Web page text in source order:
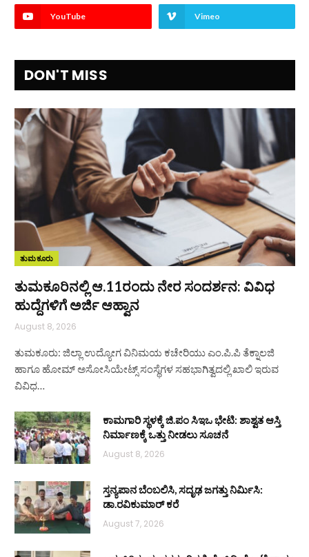
YouTube Vimeo
DON'T MISS
ತುಮಕೂರು
ತುಮಕೂರಿನಲ್ಲಿ ಆ.11ರಂದು ನೇರ ಸಂದರ್ಶನ: ವಿವಿಧ
ಹುದ್ದೆಗಳಿಗೆ ಅರ್ಜಿ ಆಹ್ವಾನ
August 8, 2026
ತುಮಕೂರು: ಜಿಲ್ಲಾ ಉದ್ಯೋಗ ವಿನಿಮಯ ಕಚೇರಿಯು ಎಂ.ಪಿ.ಪಿ ತೆಕ್ನಾಲಜಿ
ಹಾಗೂ ಹೋಮ್ ಅಸೋಸಿಯೇಟ್ಸ್ ಸಂಸ್ಥೆಗಳ ಸಹಭಾಗಿತ್ವದಲ್ಲಿ ಖಾಲಿ ಇರುವ
ವಿವಿಧ…
ಕಾಮಗಾರಿ ಸ್ಥಳಕ್ಕೆ ಜಿ.ಪಂ ಸಿಇಒ ಭೇಟಿ: ಶಾಶ್ವತ ಆಸ್ತಿ
ನಿರ್ಮಾಣಕ್ಕೆ ಒತ್ತು ನೀಡಲು ಸೂಚನೆ
August 8, 2026
ಸ್ತನ್ಯಪಾನ ಬೆಂಬಲಿಸಿ, ಸದೃಢ ಜಗತ್ತು ನಿರ್ಮಿಸಿ:
ಡಾ.ರವಿಕುಮಾರ್ ಕರೆ
August 7, 2026